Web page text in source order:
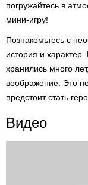
погружайтесь в
мини-игру!
Познакомьтесь с
история и
хранились много
воображение. Это
предстоит стать
Видео